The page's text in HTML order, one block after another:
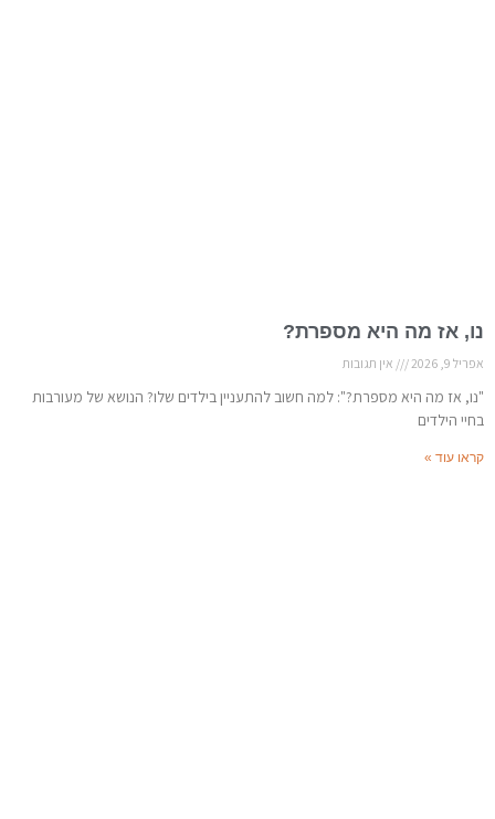
נו, אז מה היא מספרת?
אפריל 9, 2026 אין תגובות
"נו, אז מה היא מספרת?": למה חשוב להתעניין בילדים שלו? הנושא של מעורבות
בחיי הילדים
קראו עוד »